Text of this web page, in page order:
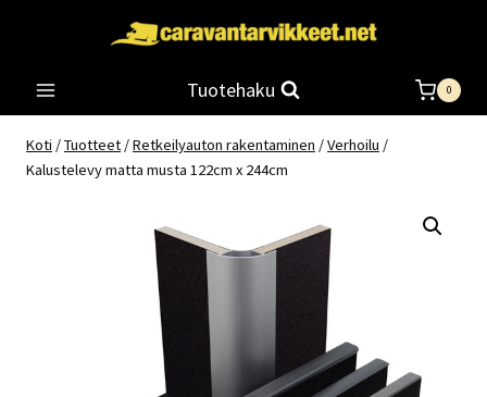
Tuotehaku 0
Koti /Tuotteet /Retkeilyauton rakentaminen /Verhoilu /
Kalustelevy matta musta 122cm x 244cm